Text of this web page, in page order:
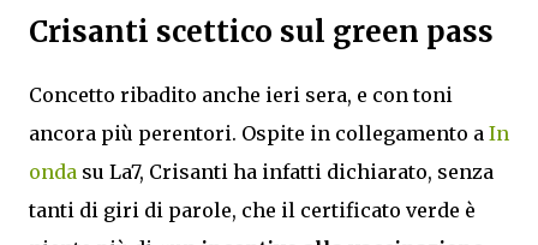
Crisanti scettico sul green pass
Concetto ribadito anche ieri sera, e con toni
ancora più perentori. Ospite in collegamento a In
onda su La7, Crisanti ha infatti dichiarato, senza
tanti di giri di parole, che il certificato verde è